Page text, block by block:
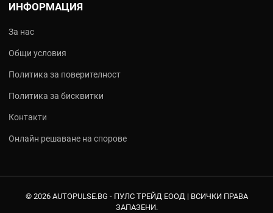
ИНФОРМАЦИЯ
За нас
Общи условия
Политика за поверителност
Политика за бисквитки
Контакти
Онлайн решаване на спорове
© 2026 AUTOPULSE.BG - ПУЛС ТРЕЙД ЕООД | ВСИЧКИ ПРАВА
ЗАПАЗЕНИ.